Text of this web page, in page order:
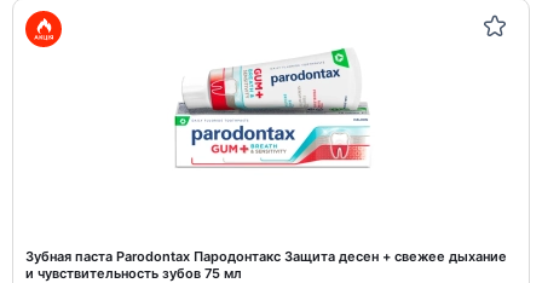
Зубная паста Parodontax Пародонтакс Защита десен + свежее дыхание
и чувствительность зубов 75 мл